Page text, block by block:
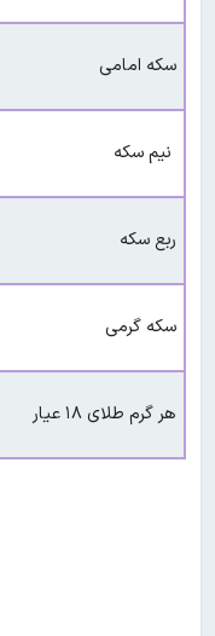
سکه امامی
نیم سکه
ربع سکه
سکه گرمی
هر گرم طلای ۱۸ عیار